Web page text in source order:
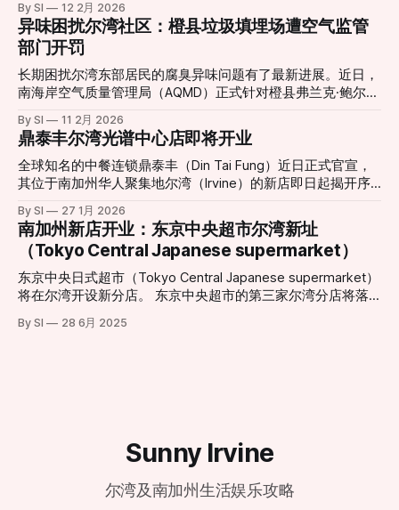
景观视角和绚丽灯光吸引无数游客与居民，是当地社交活动与
城市夜景的重要组成部分。然而，在经历了多年运营之后，原
有设施已于2026年1月11日停止运营，并进入大规模更新改造
阶段。 根据项目官方消息，新一代巨型摩天轮正在紧张施工
中，并预定于今年夏季正式对外开放。届时，新摩天轮将在现
化，同时在灯光效果、乘坐舒适度和整体视野方面做出显著提
升。整合了更先进的可编程LED照明系统，新摩天轮能够演绎
更加丰富多变的灯光秀效果，为夜间游览提供更震撼体验。
项目负责人表示，这一重新设计的娱乐地标不仅是一次设施升
级，更是对整个中心景观与游客体验的重新构想。“新的摩天
轮将成为一个能激发更多记忆与故事的新起点，无论是家庭游
客、情侣约会还是节日庆典，都将成为他们新的集体回忆背
景。”该负责人指出。 随着更新工程的推进，这一城市地标即
By SI 12 2月 2026
异味困扰尔湾社区：橙县垃圾填埋场遭空气监管
部门开罚
长期困扰尔湾东部居民的腐臭异味问题有了最新进展。近日，
南海岸空气质量管理局（AQMD）正式针对橙县弗兰克·鲍尔曼
罚。这一举动回应了当地社区日益高涨的投诉声浪，也让城市
扩张与工业设施留存之间的矛盾再次成为焦点。 “无法打开的
窗户”：居民忍受度达极限 对于家住Portola Springs社区的居
民Monica Fonta来说，新鲜空气已经成为一种奢侈。她在受访
容，这种气味如同腐烂的垃圾在密闭空间内发酵，且在清晨、
深夜以及圣安娜风盛行时尤为刺鼻。 受影响的范围不仅限于
居住区。据悉，在距离填埋场数英里外的伍德伯里购物中心
（Woodbury Town Center）周边，也能时常闻到类似的酸腐
味。 历史遗留与城市化扩张的碰撞 鲍尔曼垃圾填埋场由橙县
政府所有并运营，自1990年起投入使用。填埋场负责人汤姆·
卡特里利斯（Tom Koutroulis）指出，该场址在30多年前建立
By SI 11 2月 2026
鼎泰丰尔湾光谱中心店即将开业
全球知名的中餐连锁鼎泰丰（Din Tai Fung）近日正式官宣，
其位于南加州华人聚集地尔湾（Irvine）的新店即日起揭开序
中心（Irvine Spectrum Center）迎来了又一重磅餐饮地标。
根据官方公布的信息，尔湾店将采取分阶段开业模式，为顾客
提供精致的用餐体验： * 试营业阶段 (Soft Opening)： 2月6
日至3月1日。此期间将采取预约制，目前已开放预订，旨在为
顾客提供更私密且高水准的先行体验。预约地址：
Opening)： 3月2日正式全面迎客。 现代化设计与经典美味的
By SI 27 1月 2026
南加州新店开业：东京中央超市尔湾新址
（Tokyo Central Japanese supermarket）
东京中央日式超市（Tokyo Central Japanese supermarket）
将在尔湾开设新分店。 东京中央超市的第三家尔湾分店将落
的日式商品，包括新鲜海产、熟食、美妆产品和厨具等。新店
By SI 28 6月 2025
Sunny Irvine
尔湾及南加州生活娱乐攻略